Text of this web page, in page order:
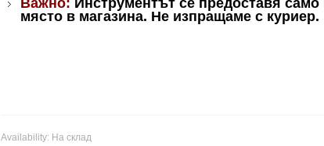
Важно: Инструментът се предоставя само
място в магазина. Не изпращаме с куриер.
Availability: На склад